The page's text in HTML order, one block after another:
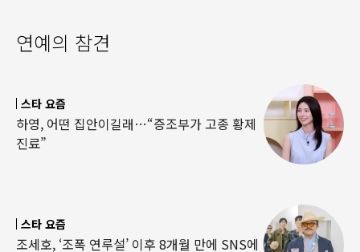
연예의 참견
스타 요즘
하영, 어떤 집안이길래…“증조부가 고종 황제
진료”
스타 요즘
조세호, ‘조폭 연루설’ 이후 8개월 만에 SNS에